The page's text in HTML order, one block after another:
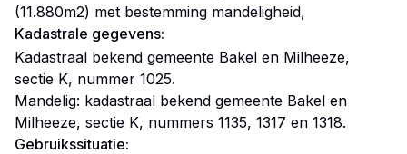
Kadastrale gegevens:
Kadastraal bekend gemeente Bakel en Milheeze,
sectie K, nummer 1025.
Mandelig: kadastraal bekend gemeente Bakel en
Milheeze, sectie K, nummers 1135, 1317 en 1318.
Gebruikssituatie: